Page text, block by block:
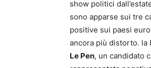
show politici
sono apparse sui tre
positive sui paesi
ancora più distorto.
Le Pen, un candidato